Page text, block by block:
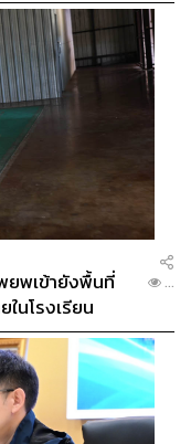
ยพเข้ายังพื้นที่
นโรงเรียน
...